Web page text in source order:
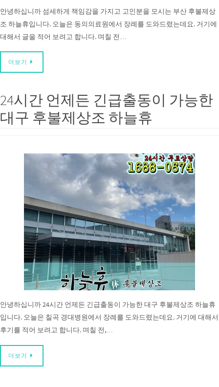
안녕하십니까 섬세하게 책임감을 가지고 고인분을 모시는 부산 후불제상
조 하늘휴입니다. 오늘은 동의의료원에서 장례를 도와드렸는데요. 거기에
대해서 글을 적어 보려고 합니다. 며칠 전…
더보기
24시간 언제든 긴급출동이 가능한
대구 후불제상조 하늘휴
안녕하십니까 24시간 언제든 긴급출동이 가능한 대구 후불제상조 하늘휴
입니다. 오늘은 칠곡 경대병원에서 장례를 도와드렸는데요. 거기에 대해서
후기를 적어 보려고 합니다. 며칠 전,…
더보기